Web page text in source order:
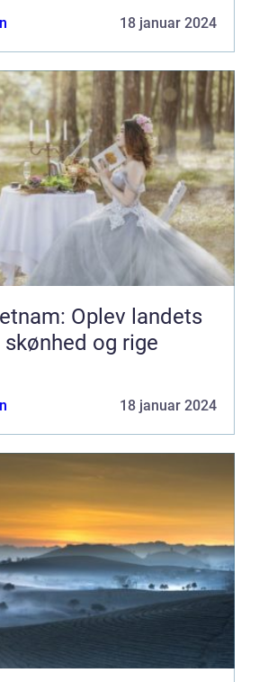
18 januar 2024
Oplev landets
skønhed og rige
18 januar 2024